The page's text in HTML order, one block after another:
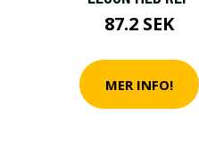
87.2 SEK
MER INFO!